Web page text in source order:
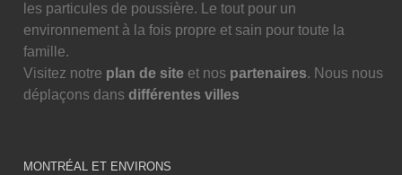
les particules de poussière. Le tout pour un
environnement à la fois propre et sain pour toute la
famille.
Visitez notre plan de site et nos partenaires. Nous nous
déplaçons dansdifférentes villes
MONTRÉAL ET ENVIRONS